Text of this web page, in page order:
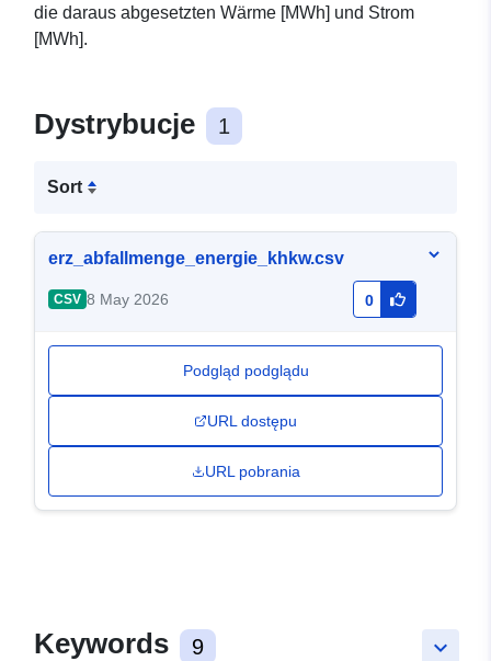
die daraus abgesetzten Wärme [MWh] und Strom
[MWh].
Dystrybucje 1
Sort
erz_abfallmenge_energie_khkw.csv
CSV 8 May 2026 0
Podgląd podglądu
URL dostępu
URL pobrania
keyboard_arrow_down
Keywords 9